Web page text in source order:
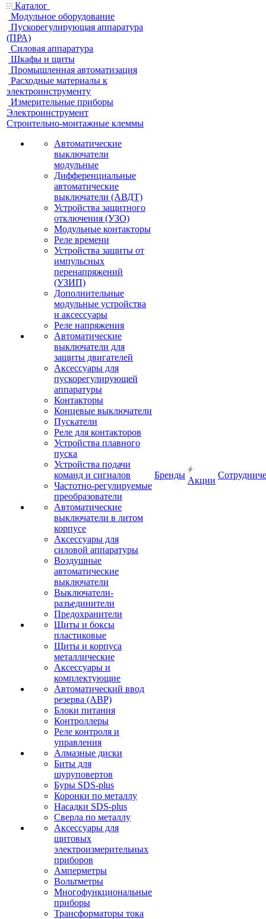
Каталог
Модульное оборудование
Пускорегулирующая аппаратура
(ПРА)
Силовая аппаратура
Шкафы и щиты
Промышленная автоматизация
Расходные материалы к
электроинструменту
Измерительные приборы
Электроинструмент
Строительно-монтажные клеммы
Автоматические
выключатели
модульные
Дифференциальные
автоматические
выключатели (АВДТ)
Устройства защитного
отключения (УЗО)
Модульные контакторы
Реле времени
Устройства защиты от
импульсных
перенапряжений
(УЗИП)
Дополнительные
модульные устройства
и аксессуары
Реле напряжения
Автоматические
выключатели для
защиты двигателей
Аксессуары для
пускорегулирующей
аппаратуры
Контакторы
Концевые выключатели
Пускатели
Реле для контакторов
Устройства плавного
пуска
Устройства подачи
команд и сигналов
Частотно-регулируемые
преобразователи
Автоматические
выключатели в литом
корпусе
Аксессуары для
силовой аппаратуры
Воздушные
автоматические
выключатели
Выключатели-
разъединители
Предохранители
Щиты и боксы
пластиковые
Щиты и корпуса
металлические
Аксессуары и
комплектующие
Автоматический ввод
резерва (АВР)
Блоки питания
Контроллеры
Реле контроля и
управления
Алмазные диски
Биты для
шуруповертов
Буры SDS-plus
Коронки по металлу
Насадки SDS-plus
Сверла по металлу
Аксессуары для
щитовых
электроизмерительных
приборов
Амперметры
Вольтметры
Многофункциональные
приборы
Трансформаторы тока
Бренды
Акции